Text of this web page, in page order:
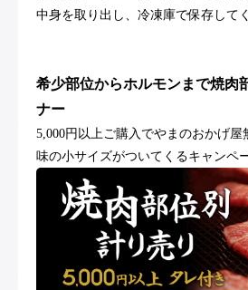
中身を取り出し、冷凍庫で保存して
希少部位からホルモンまで焼肉
ナー
5,000円以上ご購入でやまのおかげ
味の小サイズがついてくるキャンペ